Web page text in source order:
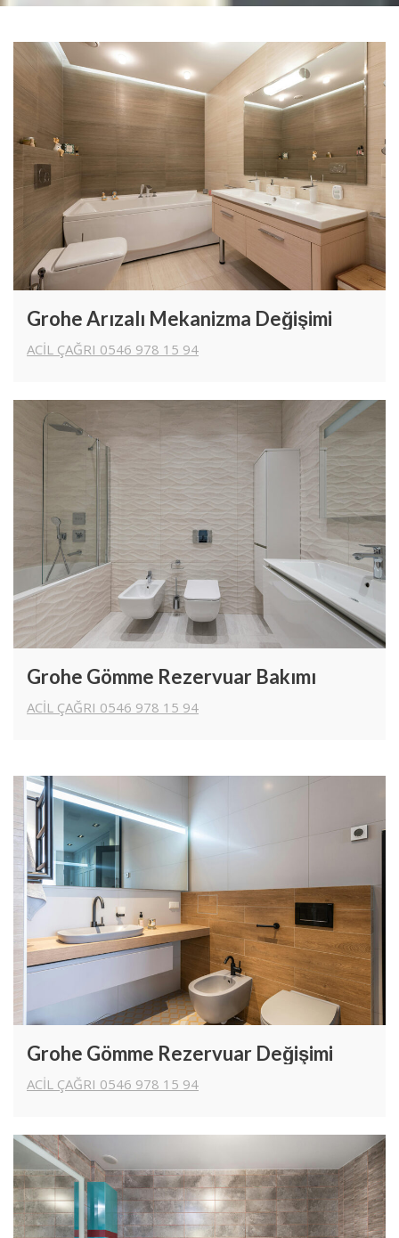
Grohe Arızalı Mekanizma Değişimi
ACİL ÇAĞRI 0546 978 15 94
Grohe Gömme Rezervuar Bakımı
ACİL ÇAĞRI 0546 978 15 94
Grohe Gömme Rezervuar Değişimi
ACİL ÇAĞRI 0546 978 15 94